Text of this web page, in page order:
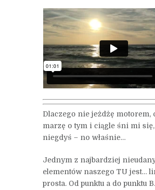
Dlaczego nie jeżdżę motorem,
marzę o tym i ciągle śni mi się,
niegdyś – no właśnie…
Jednym z najbardziej
elementów naszego TU jest…
prosta. Od punktu a do punktu